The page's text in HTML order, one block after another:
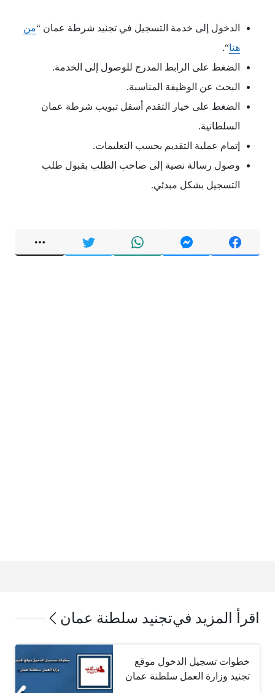
الدخول إلى خدمة التسجيل في تجنيد شرطة عمان “من
هنا“.
الضغط على الرابط المدرج للوصول إلى الخدمة.
البحث عن الوظيفة المناسبة.
الضغط على خيار التقدم أسفل تبويب شرطة عمان
السلطانية.
إتمام عملية التقديم بحسب التعليمات.
وصول رسالة نصية إلى صاحب الطلب بقبول طلب
التسجيل بشكل مبدئي.
اقرأ المزيد فيتجنيد سلطنة عمان
خطوات تسجيل الدخول موقع
تجنيد وزارة العمل سلطنة عمان